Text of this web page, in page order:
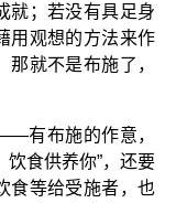
就；若没有具足身
用观想的方法来作
就不是布施了，
有布施的作意，
饮食供养你”，还要
食等给受施者，也